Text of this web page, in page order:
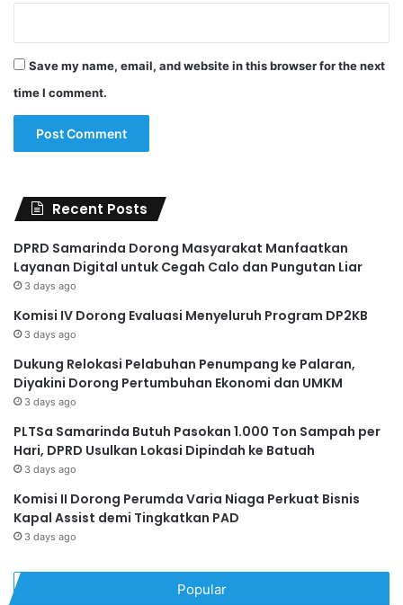
Save my name, email, and website in this browser for the next
time I comment.
Recent Posts
DPRD Samarinda Dorong Masyarakat Manfaatkan
Layanan Digital untuk Cegah Calo dan Pungutan Liar
3 days ago
Komisi IV Dorong Evaluasi Menyeluruh Program DP2KB
3 days ago
Dukung Relokasi Pelabuhan Penumpang ke Palaran,
Diyakini Dorong Pertumbuhan Ekonomi dan UMKM
3 days ago
PLTSa Samarinda Butuh Pasokan 1.000 Ton Sampah per
Hari, DPRD Usulkan Lokasi Dipindah ke Batuah
3 days ago
Komisi II Dorong Perumda Varia Niaga Perkuat Bisnis
Kapal Assist demi Tingkatkan PAD
3 days ago
Popular